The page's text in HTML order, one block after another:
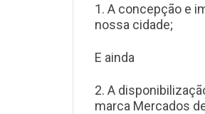
1. A concepção e
nossa cidade;
E ainda
2. A
marca Mercados